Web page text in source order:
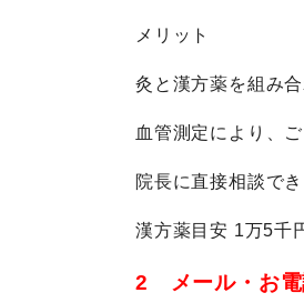
メリット
灸と漢方薬を組み
血管測定により、
院長に直接相談でき
漢方薬目安 1万5千
2 メール・お電